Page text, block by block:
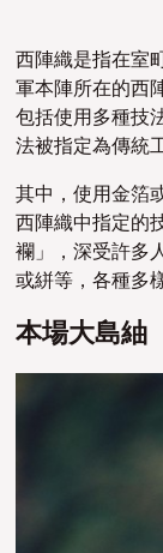
西陣織是指在室
軍本陣所在的西
包括使用多種技
法被指定為傳統
其中，使用金箔
西陣織中指定的
襴」，深受許多
或絣等，各種多
本場大島紬